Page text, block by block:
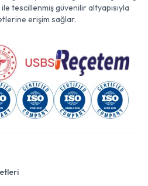
tescillenmiş güvenilir altyapısıyla
erişim sağlar.